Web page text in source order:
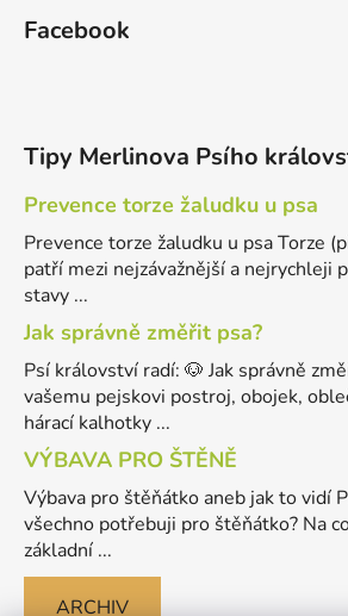
Facebook
Tipy Merlinova Psího
Prevence torze žaludku u psa
Prevence torze žaludku u psa Torze
patří mezi nejzávažnější a nejrychleji
stavy ...
Jak správně změřit psa?
Psí království radí: 🐶 Jak správně
vašemu pejskovi postroj, obojek,
hárací kalhotky ...
VÝBAVA PRO ŠTĚNĚ
Výbava pro štěňátko aneb jak to vidí
všechno potřebuji pro štěňátko? Na
základní ...
ARCHIV